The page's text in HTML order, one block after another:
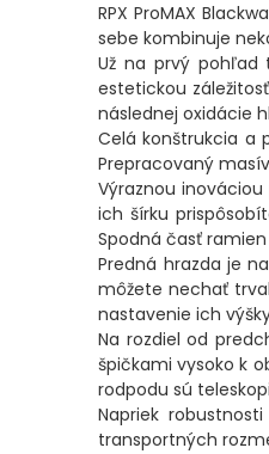
RPX ProMAX
sebe kombinuje
Už na prvý
estetickou
následnej oxidácie
Celá konštrukcia a
Prepracovaný
Výraznou
ich šírku
Spodná časť
Predná hrazda je
môžete nechať
nastavenie ich
Na rozdiel od
špičkami vysoko k
rodpodu sú
Napriek
transportných
KAPROVÉ
TELESKOPICKÉ
SUMCOVÉ
MORSKÉ